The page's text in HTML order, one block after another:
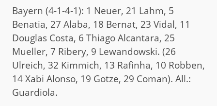
Bayern (4-1-4-1): 1 Neuer, 21 Lahm, 5
Benatia, 27 Alaba, 18 Bernat, 23 Vidal, 11
Douglas Costa, 6 Thiago Alcantara, 25
Mueller, 7 Ribery, 9 Lewandowski. (26
Ulreich, 32 Kimmich, 13 Rafinha, 10 Robben,
14 Xabi Alonso, 19 Gotze, 29 Coman). All.:
Guardiola.